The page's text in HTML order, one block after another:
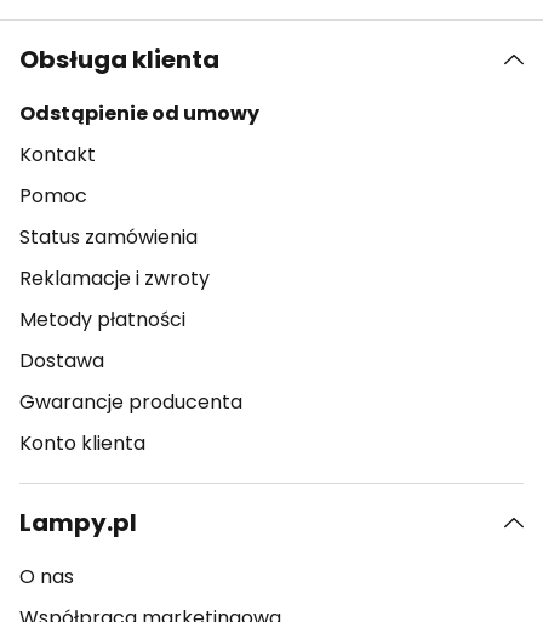
Obsługa klienta
Odstąpienie od umowy
Kontakt
Pomoc
Status zamówienia
Reklamacje i zwroty
Metody płatności
Dostawa
Gwarancje producenta
Konto klienta
Lampy.pl
O nas